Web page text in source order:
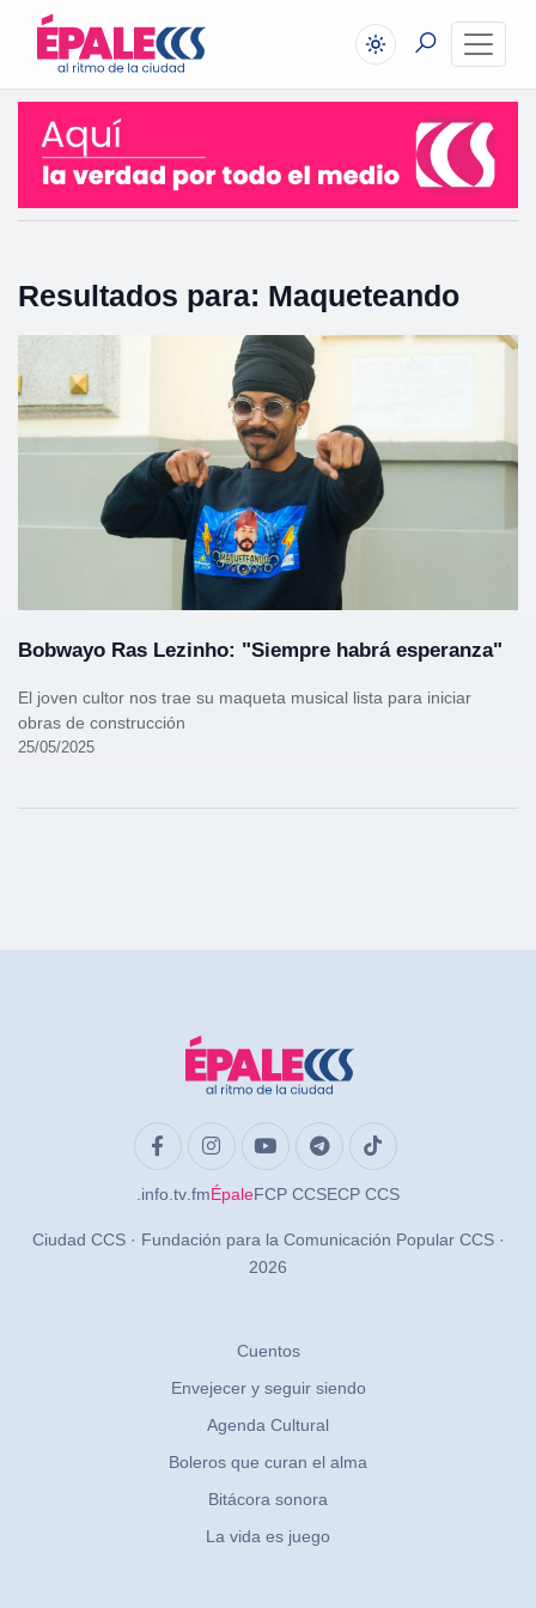
Resultados para: Maqueteando
Bobwayo Ras Lezinho: "Siempre habrá esperanza"
El joven cultor nos trae su maqueta musical lista para iniciar
obras de construcción
25/05/2025
.info .tv .fmÉpaleFCP CCSECP CCS
Ciudad CCS · Fundación para la Comunicación Popular CCS ·
2026
Cuentos
Envejecer y seguir siendo
Agenda Cultural
Boleros que curan el alma
Bitácora sonora
La vida es juego